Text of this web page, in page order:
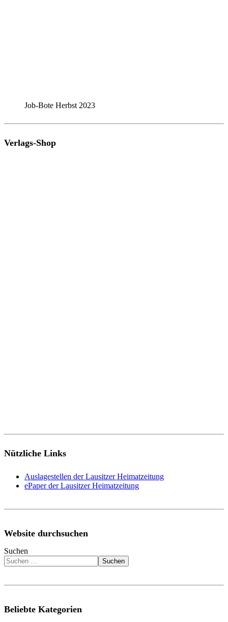
Job-Bote Herbst 2023
Verlags-Shop
Nützliche Links
Auslagestellen der Lausitzer Heimatzeitung
ePaper der Lausitzer Heimatzeitung
Website durchsuchen
Suchen
Suchen
Beliebte Kategorien